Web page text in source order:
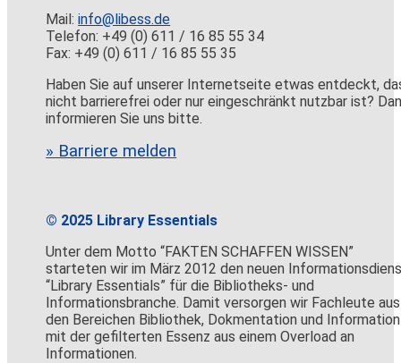
Mail:info@libess.de
Telefon: +49 (0) 611 / 16 85 55 34
Fax: +49 (0) 611 / 16 85 55 35
Haben Sie auf unserer Internetseite etwas entdeckt,
nicht barrierefrei oder nur eingeschränkt nutzbar ist?
informieren Sie uns bitte.
» Barriere melden
© 2025 Library Essentials
Unter dem Motto “FAKTEN SCHAFFEN WISSEN”
starteten wir im März 2012 den neuen
“Library Essentials” für die Bibliotheks- und
Informationsbranche. Damit versorgen wir Fachleute aus
den Bereichen Bibliothek, Dokmentation und Information
mit der gefilterten Essenz aus einem Overload an
Informationen.